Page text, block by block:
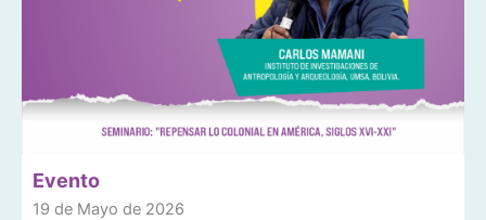
Evento
19 de Mayo de 2026